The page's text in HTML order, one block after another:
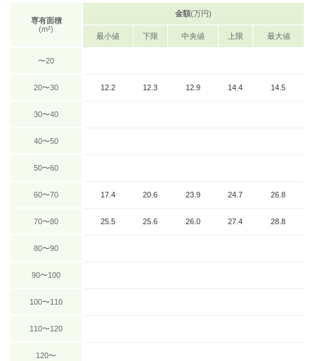
専有面積
(m²)
金額(万円)
最小値 下限 中央値 上限 最大値
〜20
20〜30 12.2 12.3 12.9 14.4 14.5
30〜40
40〜50
50〜60
60〜70 17.4 20.6 23.9 24.7 26.8
70〜80 25.5 25.6 26.0 27.4 28.8
80〜90
90〜100
100〜110
110〜120
120〜